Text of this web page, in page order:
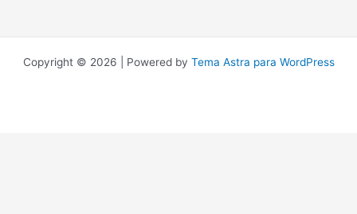
Copyright © 2026 | Powered by Tema Astra para WordPress